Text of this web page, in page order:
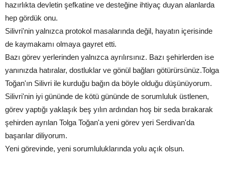
hazırlıkta devletin şefkatine ve desteğine ihtiyaç duyan alanlarda
hep gördük onu.
Silivri'nin yalnızca protokol masalarında değil, hayatın içerisinde
de kaymakamı olmaya gayret etti.
Bazı görev yerlerinden yalnızca ayrılırsınız. Bazı şehirlerden ise
yanınızda hatıralar, dostluklar ve gönül bağları götürürsünüz.Tolga
Toğan'ın Silivri ile kurduğu bağın da böyle olduğu düşünüyorum.
Silivri'nin iyi gününde de kötü gününde de sorumluluk üstlenen,
görev yaptığı yaklaşık beş yılın ardından hoş bir seda bırakarak
şehirden ayrılan Tolga Toğan'a yeni görev yeri Serdivan'da
başarılar diliyorum.
Yeni görevinde, yeni sorumluluklarında yolu açık olsun.